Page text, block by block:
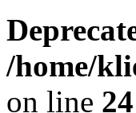
/home/
on line 24